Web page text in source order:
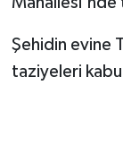
Şehidin evine
taziyeleri